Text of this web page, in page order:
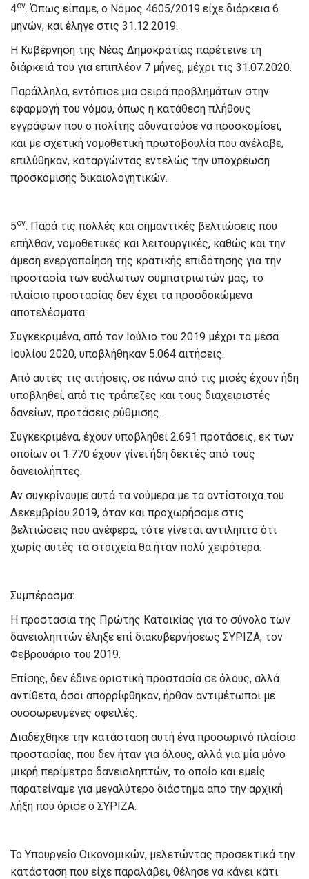
4ον. Όπως είπαμε, ο Νόμος 4605/2019 είχε διάρκεια 6
μηνών, και έληγε στις 31.12.2019.
Η Κυβέρνηση της Νέας Δημοκρατίας παρέτεινε τη
διάρκειά του για επιπλέον 7 μήνες, μέχρι τις 31.07.2020.
Παράλληλα, εντόπισε μια σειρά προβλημάτων στην
εφαρμογή του νόμου, όπως η κατάθεση πλήθους
εγγράφων που ο πολίτης αδυνατούσε να προσκομίσει,
και με σχετική νομοθετική πρωτοβουλία που ανέλαβε,
επιλύθηκαν, καταργώντας εντελώς την υποχρέωση
προσκόμισης δικαιολογητικών.
5ον. Παρά τις πολλές και σημαντικές βελτιώσεις που
επήλθαν, νομοθετικές και λειτουργικές, καθώς και την
άμεση ενεργοποίηση της κρατικής επιδότησης για την
προστασία των ευάλωτων συμπατριωτών μας, το
πλαίσιο προστασίας δεν έχει τα προσδοκώμενα
αποτελέσματα.
Συγκεκριμένα, από τον Ιούλιο του 2019 μέχρι τα μέσα
Ιουλίου 2020, υποβλήθηκαν 5.064 αιτήσεις.
Από αυτές τις αιτήσεις, σε πάνω από τις μισές έχουν ήδη
υποβληθεί, από τις τράπεζες και τους διαχειριστές
δανείων, προτάσεις ρύθμισης.
Συγκεκριμένα, έχουν υποβληθεί 2.691 προτάσεις, εκ των
οποίων οι 1.770 έχουν γίνει ήδη δεκτές από τους
δανειολήπτες.
Αν συγκρίνουμε αυτά τα νούμερα με τα αντίστοιχα του
Δεκεμβρίου 2019, όταν και προχωρήσαμε στις
βελτιώσεις που ανέφερα, τότε γίνεται αντιληπτό ότι
χωρίς αυτές τα στοιχεία θα ήταν πολύ χειρότερα.
Συμπέρασμα:
Η προστασία της Πρώτης Κατοικίας για το σύνολο των
δανειοληπτών έληξε επί διακυβερνήσεως ΣΥΡΙΖΑ, τον
Φεβρουάριο του 2019.
Επίσης, δεν έδινε οριστική προστασία σε όλους, αλλά
αντίθετα, όσοι απορρίφθηκαν, ήρθαν αντιμέτωποι με
συσσωρευμένες οφειλές.
Διαδέχθηκε την κατάσταση αυτή ένα προσωρινό πλαίσιο
προστασίας, που δεν ήταν για όλους, αλλά για μία μόνο
μικρή περίμετρο δανειοληπτών, το οποίο και εμείς
παρατείναμε για μεγαλύτερο διάστημα από την αρχική
λήξη που όρισε ο ΣΥΡΙΖΑ.
Το Υπουργείο Οικονομικών, μελετώντας προσεκτικά την
κατάσταση που είχε παραλάβει, θέλησε να κάνει κάτι